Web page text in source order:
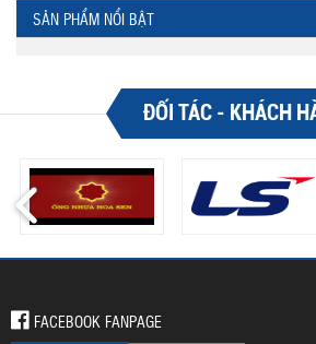
SẢN PHẨM NỔI BẬT
ĐỐI TÁC - KHÁCH
FACEBOOK FANPAGE